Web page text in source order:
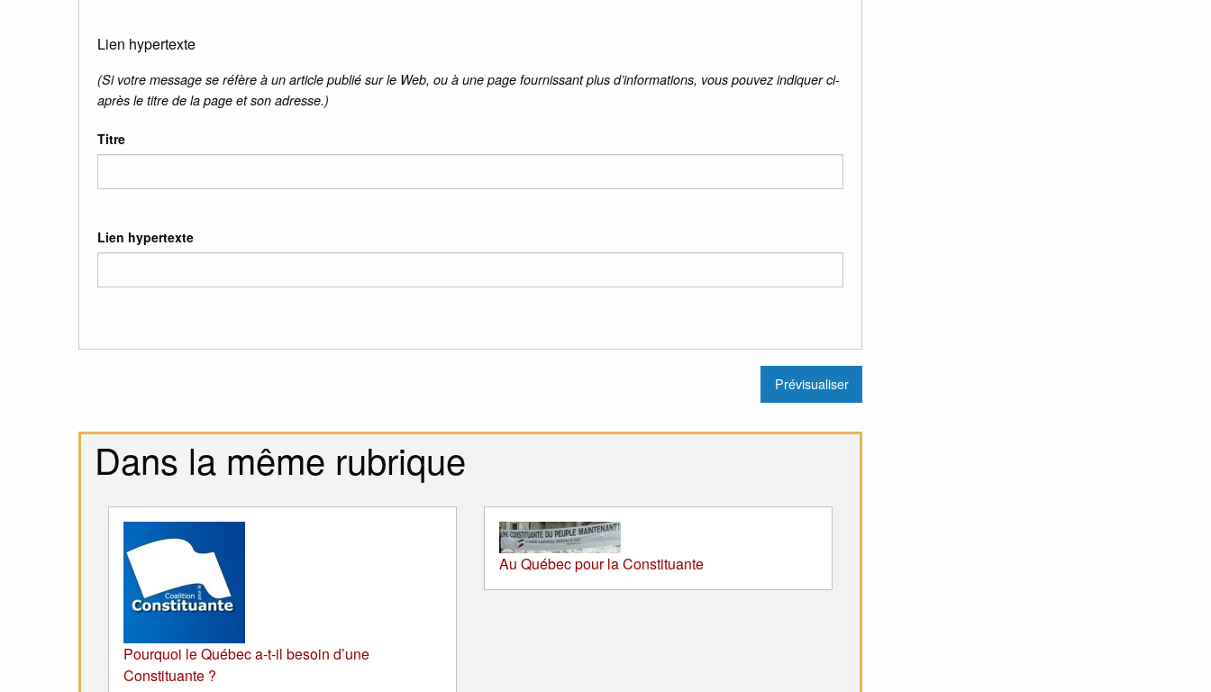
Lien hypertexte
(Si votre message se réfère à un article publié sur le Web, ou à une page fournissant plus d’informations, vous pouvez indiquer ci-
après le titre de la page et son adresse.)
Titre
Lien hypertexte
Dans la même rubrique
Pourquoi le Québec a-t-il besoin d’une
Constituante ?
Au Québec pour la Constituante